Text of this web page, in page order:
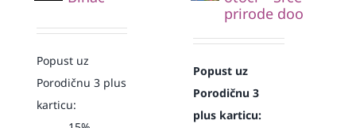
Popust uz
Porodičnu 3 plus
karticu:
prirode doo
Popust uz
Porodičnu 3
plus karticu: